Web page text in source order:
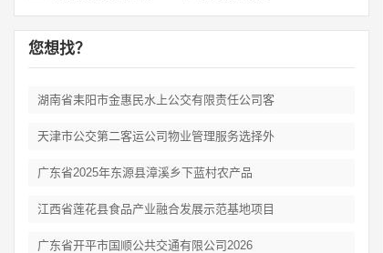
您想找？
湖南省耒阳市金惠民水上公交有限责任公司客
天津市公交第二客运公司物业管理服务选择外
广东省2025年东源县漳溪乡下蓝村农产品
江西省莲花县食品产业融合发展示范基地项目
广东省开平市国顺公共交通有限公司2026